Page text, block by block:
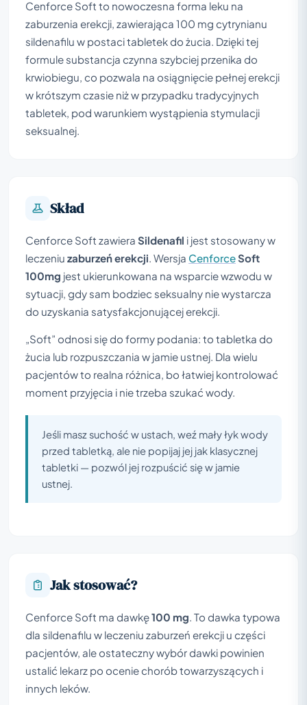
Cenforce Soft to nowoczesna forma leku na
zaburzenia erekcji, zawierająca 100 mg cytrynianu
sildenafilu w postaci tabletek do żucia. Dzięki tej
formule substancja czynna szybciej przenika do
krwiobiegu, co pozwala na osiągnięcie pełnej erekcji
w krótszym czasie niż w przypadku tradycyjnych
tabletek, pod warunkiem wystąpienia stymulacji
seksualnej.
Skład
Cenforce Soft zawiera Sildenafil i jest stosowany w
leczeniu zaburzeń erekcji . Wersja CenforceSoft
100mg jest ukierunkowana na wsparcie wzwodu w
sytuacji, gdy sam bodziec seksualny nie wystarcza
do uzyskania satysfakcjonującej erekcji.
„Soft” odnosi się do formy podania: to tabletka do
żucia lub rozpuszczania w jamie ustnej. Dla wielu
pacjentów to realna różnica, bo łatwiej kontrolować
moment przyjęcia i nie trzeba szukać wody.
Jeśli masz suchość w ustach, weź mały łyk wody
przed tabletką, ale nie popijaj jej jak klasycznej
tabletki — pozwól jej rozpuścić się w jamie
ustnej.
Jak stosować?
Cenforce Soft ma dawkę100 mg . To dawka typowa
dla sildenafilu w leczeniu zaburzeń erekcji u części
pacjentów, ale ostateczny wybór dawki powinien
ustalić lekarz po ocenie chorób towarzyszących i
innych leków.